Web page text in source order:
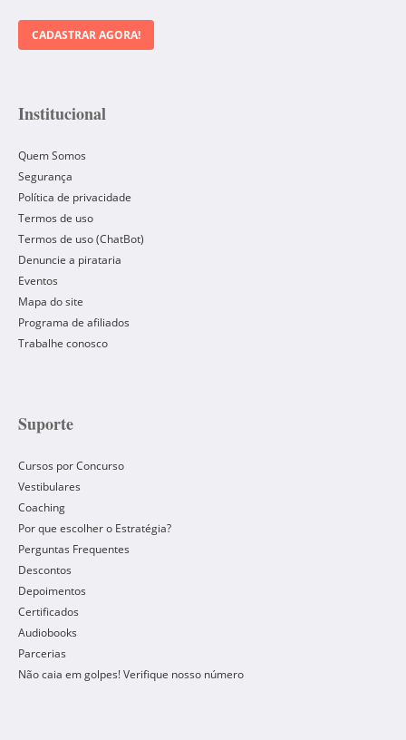
CADASTRAR AGORA!
Institucional
Quem Somos
Segurança
Política de privacidade
Termos de uso
Termos de uso (ChatBot)
Denuncie a pirataria
Eventos
Mapa do site
Programa de afiliados
Trabalhe conosco
Suporte
Cursos por Concurso
Vestibulares
Coaching
Por que escolher o Estratégia?
Perguntas Frequentes
Descontos
Depoimentos
Certificados
Audiobooks
Parcerias
Não caia em golpes! Verifique nosso número